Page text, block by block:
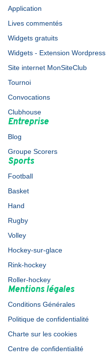
Application
Lives commentés
Widgets gratuits
Widgets - Extension Wordpress
Site internet MonSiteClub
Tournoi
Convocations
Clubhouse
Entreprise
Blog
Groupe Scorers
Sports
Football
Basket
Hand
Rugby
Volley
Hockey-sur-glace
Rink-hockey
Roller-hockey
Mentions légales
Conditions Générales
Politique de confidentialité
Charte sur les cookies
Centre de confidentialité